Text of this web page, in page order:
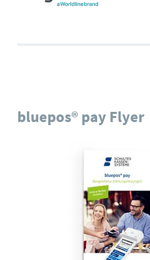
bluepos® pay Flyer